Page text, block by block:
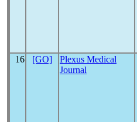
16 [GO]
Plexus Medical
Journal